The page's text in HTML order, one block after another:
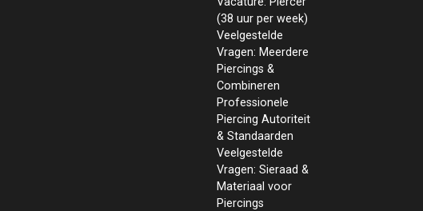
(38 uur per week)
Veelgestelde
Vragen: Meerdere
Piercings &
Combineren
Professionele
Piercing Autoriteit
& Standaarden
Veelgestelde
Vragen: Sieraad &
Materiaal voor
Piercings